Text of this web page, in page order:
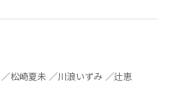
フライ ／森永みるく ／缶乃 ／いけだたかし ／伊藤ハチ ／天野しゅにんた ／タカハシマコ ／吉田丸悠 ／郷本 ／松崎夏未 ／川浪いずみ ／辻恵